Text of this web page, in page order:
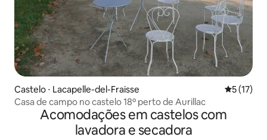
Castelo ⋅ Lacapelle-del-Fraisse 5 de uma
5 (17)
Casa de campo no castelo 18º perto de Aurillac
Acomodações em castelos com
lavadora e secadora